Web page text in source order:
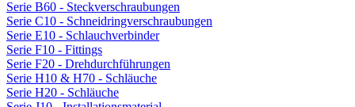
Serie B60 - Steckverschraubungen
Serie C10 - Schneidringverschraubungen
Serie E10 - Schlauchverbinder
Serie F10 - Fittings
Serie F20 - Drehdurchführungen
Serie H10 & H70 - Schläuche
Serie H20 - Schläuche